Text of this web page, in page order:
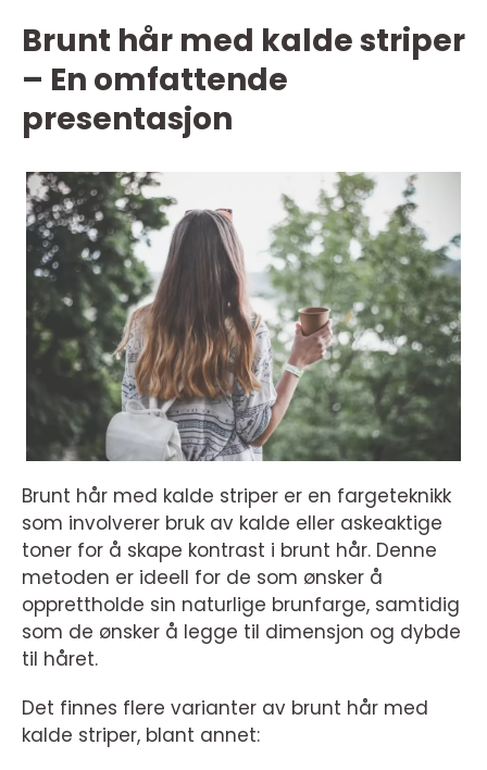
Brunt hår med kalde striper
– En omfattende
presentasjon
Brunt hår med kalde striper er en fargeteknikk
som involverer bruk av kalde eller askeaktige
toner for å skape kontrast i brunt hår. Denne
metoden er ideell for de som ønsker å
opprettholde sin naturlige brunfarge, samtidig
som de ønsker å legge til dimensjon og dybde
til håret.
Det finnes flere varianter av brunt hår med
kalde striper, blant annet: